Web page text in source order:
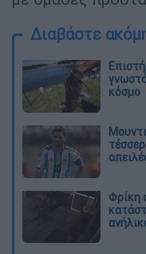
Διαβάστε
κόσμο
Φρίκη